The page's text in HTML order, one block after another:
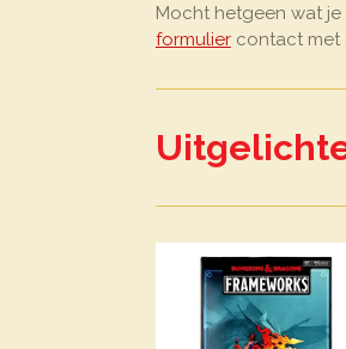
Mocht hetgeen wat
formuliercontact met